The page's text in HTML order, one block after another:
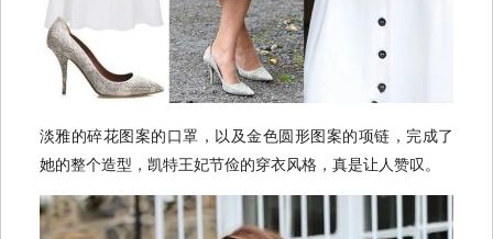
淡雅的碎花图案的口罩，以及金色圆形图案的项链，完成了
她的整个造型，凯特王妃节俭的穿衣风格，真是让人赞叹。